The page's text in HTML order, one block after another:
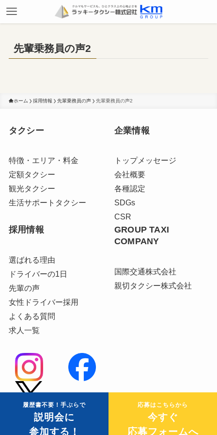
先輩乗務員の声2
履歴書不要！手ぶらで
説明会に
参加する！
応募はこちらから
今すぐ
応募フォームへ
ホーム 採用情報 先輩乗務員の声 先輩乗務員の声2
タクシー
特徴・エリア・料金
定額タクシー
観光タクシー
生活サポートタクシー
企業情報
トップメッセージ
会社概要
各種認定
SDGs
CSR
採用情報
選ばれる理由
ドライバーの1日
先輩の声
女性ドライバー採用
よくある質問
求人一覧
GROUP TAXI
COMPANY
国際交通株式会社
親切タクシー株式会社